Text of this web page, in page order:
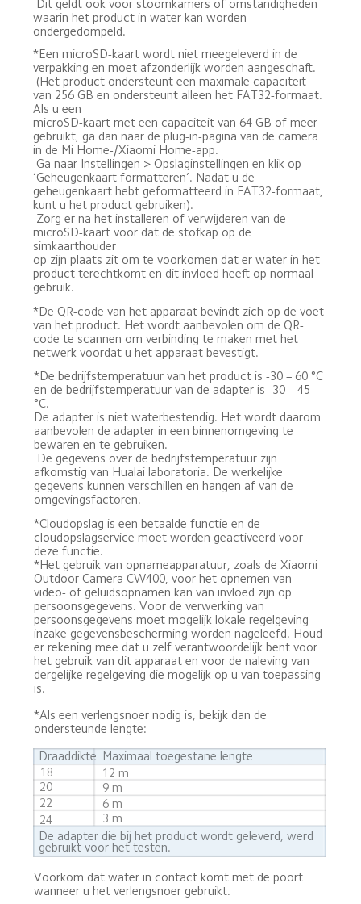
waarin het product in water kan worden
ondergedompeld.
*Een microSD-kaart wordt niet meegeleverd in de
verpakking en moet afzonderlijk worden aangeschaft.
van 256 GB en ondersteunt alleen het FAT32-formaat.
Als u een
microSD-kaart met een capaciteit van 64 GB of meer
gebruikt, ga dan naar de plug-in-pagina van de camera
in de Mi Home-/Xiaomi Home-app.
‘Geheugenkaart formatteren’. Nadat u de
geheugenkaart hebt geformatteerd in FAT32-formaat,
kunt u het product gebruiken).
microSD-kaart voor dat de stofkap op de
simkaarthouder
op zijn plaats zit om te voorkomen dat er water in het
product terechtkomt en dit invloed heeft op normaal
gebruik.
*De QR-code van het apparaat bevindt zich op de voet
van het product. Het wordt aanbevolen om de QR-
code te scannen om verbinding te maken met het
netwerk voordat u het apparaat bevestigt.
*De bedrijfstemperatuur van het product is -30 – 60 °C
en de bedrijfstemperatuur van de adapter is -30 – 45
°C.
De adapter is niet waterbestendig. Het wordt daarom
aanbevolen de adapter in een binnenomgeving te
bewaren en te gebruiken.
afkomstig van Hualai laboratoria. De werkelijke
gegevens kunnen verschillen en hangen af van de
omgevingsfactoren.
*Cloudopslag is een betaalde functie en de
cloudopslagservice moet worden geactiveerd voor
deze functie.
*Het gebruik van opnameapparatuur, zoals de Xiaomi
Outdoor Camera CW400, voor het opnemen van
video- of geluidsopnamen kan van invloed zijn op
persoonsgegevens. Voor de verwerking van
persoonsgegevens moet mogelijk lokale regelgeving
inzake gegevensbescherming worden nageleefd. Houd
er rekening mee dat u zelf verantwoordelijk bent voor
het gebruik van dit apparaat en voor de naleving van
dergelijke regelgeving die mogelijk op u van toepassing
is.
*Als een verlengsnoer nodig is, bekijk dan de
ondersteunde lengte:
Maximaal toegestane lengte
Draaddikte
18
12 m
20
9 m
22
6 m
24
3 m
De adapter die bij het product wordt geleverd, werd
gebruikt voor het testen.
Voorkom dat water in contact komt met de poort
wanneer u het verlengsnoer gebruikt.